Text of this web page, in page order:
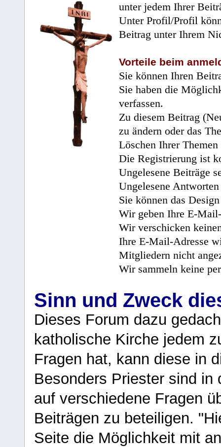
unter jedem Ihrer
Unter Profil/Profil
Beitrag unter Ihrem
Vorteile beim
Sie können Ihren
Sie haben die
verfassen.
Zu diesem Beitrag
zu ändern oder das
Löschen Ihrer
Die Registrierung ist
Ungelesene Beiträge
Ungelesene
Sie können das
Wir geben Ihre E-
Wir verschicken
Ihre E-Mail-Adresse
Mitgliedern nicht
Wir sammeln keine
Sinn und Zweck
Dieses Forum dazu
katholische Kirche jedem
Fragen hat, kann diese in
Besonders Priester sind in
auf verschiedene Fragen
Beiträgen zu beteiligen.
Seite die Möglichkeit mit